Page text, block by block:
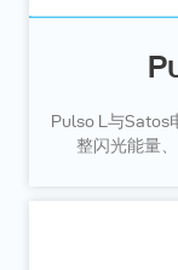
Pulso L与Satos
整闪光能量